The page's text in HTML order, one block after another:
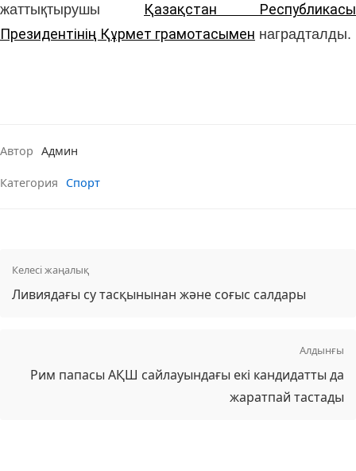
жаттықтырушы
Қазақстан Республикасы
Президентінің Құрмет грамотасымен наградталды.
Автор Админ
Категория Спорт
Келесі жаңалық
Ливиядағы су тасқынынан және соғыс салдары
Алдынғы
Рим папасы АҚШ сайлауындағы екі кандидатты да
жаратпай тастады